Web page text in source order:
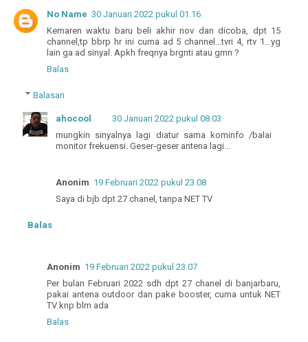
No Name 30 Januari 2022 pukul 01.16
Kemaren waktu baru beli akhir nov dan dicoba, dpt 15
channel,tp bbrp hr ini cuma ad 5 channel...tvri 4, rtv 1...yg
lain ga ad sinyal. Apkh freqnya brgnti atau gmn ?
Balas
Balasan
ahocool
30 Januari 2022 pukul 08.03
mungkin sinyalnya lagi diatur sama kominfo /balai
monitor frekuensi. Geser-geser antena lagi...
Anonim 19 Februari 2022 pukul 23.08
Saya di bjb dpt 27 chanel, tanpa NET TV
Balas
Anonim 19 Februari 2022 pukul 23.07
Per bulan Februari 2022 sdh dpt 27 chanel di banjarbaru,
pakai antena outdoor dan pake booster, cuma untuk NET
TV knp blm ada
Balas